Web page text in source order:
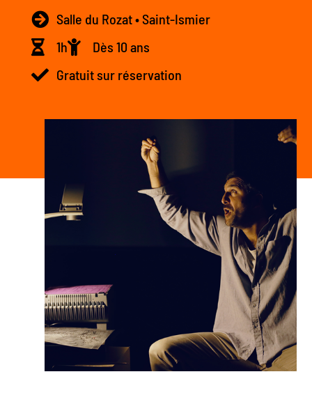
Salle du Rozat • Saint-Ismier
1h
Dès 10 ans
Gratuit sur réservation